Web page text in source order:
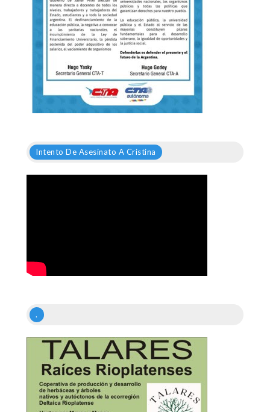
Intento De Asesinato A Cristina
.